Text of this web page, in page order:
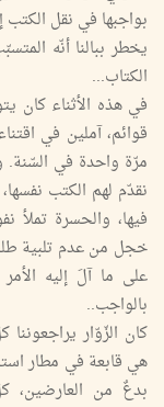
بواجبها في نقل
يخطر ببالنا أنّه
الكتاب...
في هذه الأثناء كان
قوائم، آملين في
مرّة واحدة في السّنة.
نقدّم لهم الكتب
فيها، والحسرة
خجل من عدم تلبية
على ما آلَ إليه الأمر
بالواجب..
كان الزّوّار
هي قابعة في مطار
بدعٌ من العارضين،